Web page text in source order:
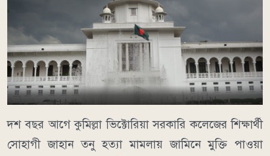
দশ বছর আগে কুমিল্লা ভিক্টোরিয়া সরকারি কলেজের শিক্ষার্থী
সোহাগী জাহান তনু হত্যা মামলায় জামিনে মুক্তি পাওয়া